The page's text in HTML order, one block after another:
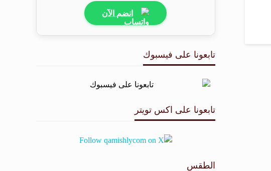
انضم الآن
تابعونا على فيسبوك
تابعونا على اكس تويتر
الطقس